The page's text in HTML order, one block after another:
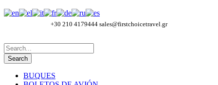
+30 210 4179444 sales@firstchoicetravel.gr
BUQUES